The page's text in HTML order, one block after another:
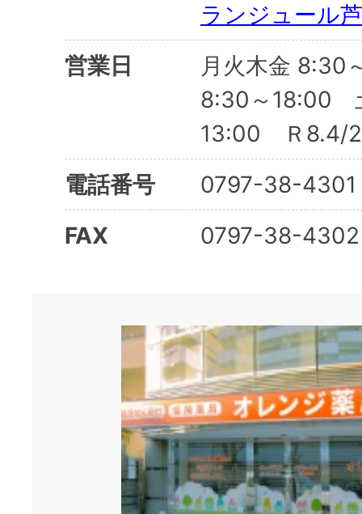
ランジュール
営業日
月火木金
8:30～18:00
13:00 Ｒ8.4/
電話番号
0797-38-4301
FAX
0797-38-4302